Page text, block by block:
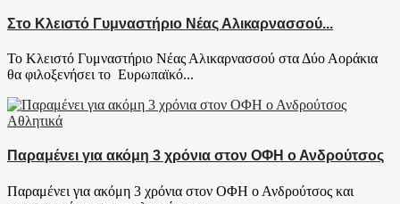
Στο Κλειστό Γυμναστήριο Νέας Αλικαρνασσού...
Το Κλειστό Γυμναστήριο Νέας Αλικαρνασσού στα Δύο Αοράκια
θα φιλοξενήσει το Ευρωπαϊκό...
Αθλητικά
Παραμένει για ακόμη 3 χρόνια στον ΟΦΗ ο Ανδρούτσος
Παραμένει για ακόμη 3 χρόνια στον ΟΦΗ ο Ανδρούτσος και